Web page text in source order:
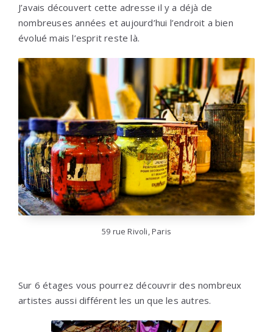
J’avais découvert cette adresse il y a déjà de
nombreuses années et aujourd’hui l’endroit a bien
évolué mais l’esprit reste là.
59 rue Rivoli, Paris
Sur 6 étages vous pourrez découvrir des nombreux
artistes aussi différent les un que les autres.